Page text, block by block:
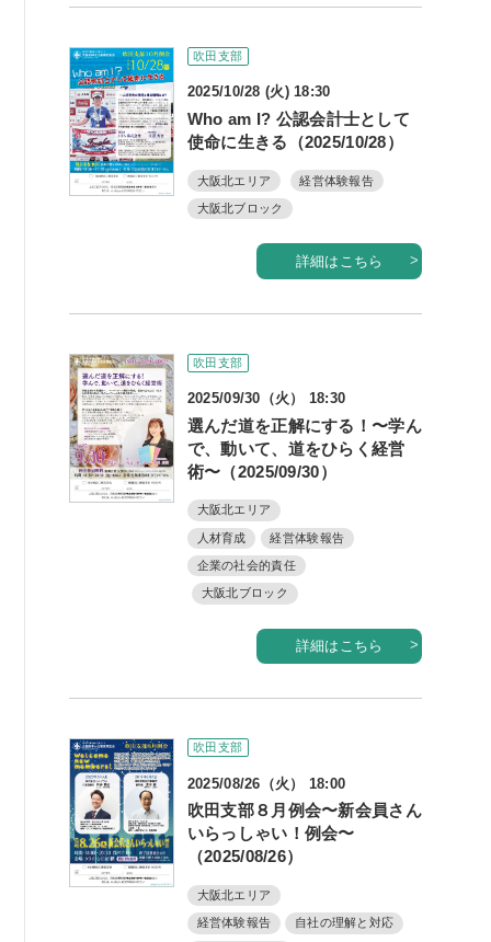
吹田支部
2025/10/28 (火) 18:30
Who am I? 公認会計士として
使命に生きる（2025/10/28）
大阪北エリア 経営体験報告
大阪北ブロック
詳細はこちら
吹田支部
2025/09/30（火） 18:30
選んだ道を正解にする！〜学ん
で、動いて、道をひらく経営
術〜（2025/09/30）
大阪北エリア
人材育成 経営体験報告
企業の社会的責任
大阪北ブロック
詳細はこちら
吹田支部
2025/08/26（火） 18:00
吹田支部８月例会〜新会員さん
いらっしゃい！例会〜
（2025/08/26）
大阪北エリア
経営体験報告 自社の理解と対応